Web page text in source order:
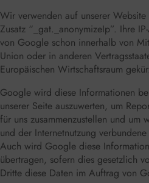
Wir verwenden auf unserer
Zusatz “_gat._anonymizeIp”. Ihre
von Google schon innerhalb von
Union oder in anderen
Europäischen Wirtschaftsraum
Google wird diese Informationen
unserer Seite auszuwerten, um
für uns zusammenzustellen und um
und der Internetnutzung
Auch wird Google diese
übertragen, sofern dies gesetzlich
Dritte diese Daten im Auftrag von